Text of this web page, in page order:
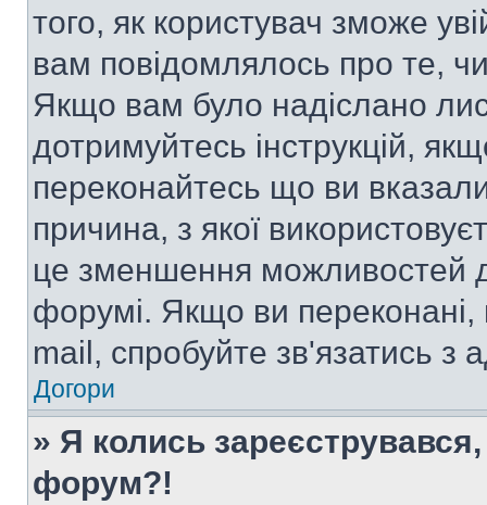
того, як користувач зможе
вам повідомлялось про те,
Якщо вам було надіслано
дотримуйтесь інструкцій,
переконайтесь що ви
причина, з якої
це зменшення можливостей
форумі. Якщо ви
mail, спробуйте зв'язатись з
Догори
» Я колись
форум?!